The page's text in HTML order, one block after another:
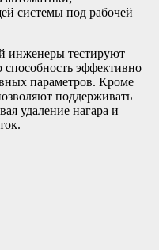
системы под рабочей
инженеры тестируют
способность эффективно
параметров. Кроме
поддерживать
удаление нагара и